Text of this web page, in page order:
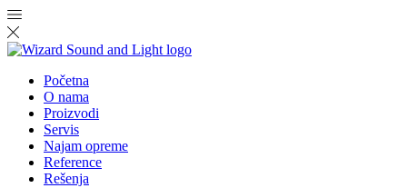
Početna
O nama
Proizvodi
Servis
Najam opreme
Reference
Rešenja